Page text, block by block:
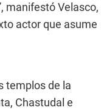
manifestó Velasco,
actor que asume
templos de la
Chastudal e